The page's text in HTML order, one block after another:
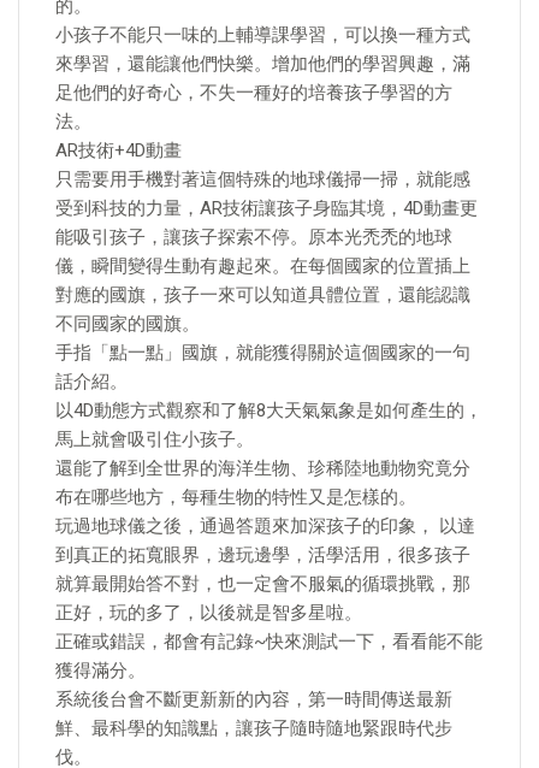
的。
小孩子不能只一味的上輔導課學習，可以換一種方式
來學習，還能讓他們快樂。增加他們的學習興趣，滿
足他們的好奇心，不失一種好的培養孩子學習的方
法。
AR技術+4D動畫
只需要用手機對著這個特殊的地球儀掃一掃，就能感
受到科技的力量，AR技術讓孩子身臨其境，4D動畫更
能吸引孩子，讓孩子探索不停。原本光禿禿的地球
儀，瞬間變得生動有趣起來。在每個國家的位置插上
對應的國旗，孩子一來可以知道具體位置，還能認識
不同國家的國旗。
手指「點一點」國旗，就能獲得關於這個國家的一句
話介紹。
以4D動態方式觀察和了解8大天氣氣象是如何產生的，
馬上就會吸引住小孩子。
還能了解到全世界的海洋生物、珍稀陸地動物究竟分
布在哪些地方，每種生物的特性又是怎樣的。
玩過地球儀之後，通過答題來加深孩子的印象， 以達
到真正的拓寬眼界，邊玩邊學，活學活用，很多孩子
就算最開始答不對，也一定會不服氣的循環挑戰，那
正好，玩的多了，以後就是智多星啦。
正確或錯誤，都會有記錄~快來測試一下，看看能不能
獲得滿分。
系統後台會不斷更新新的內容，第一時間傳送最新
鮮、最科學的知識點，讓孩子隨時隨地緊跟時代步
伐。